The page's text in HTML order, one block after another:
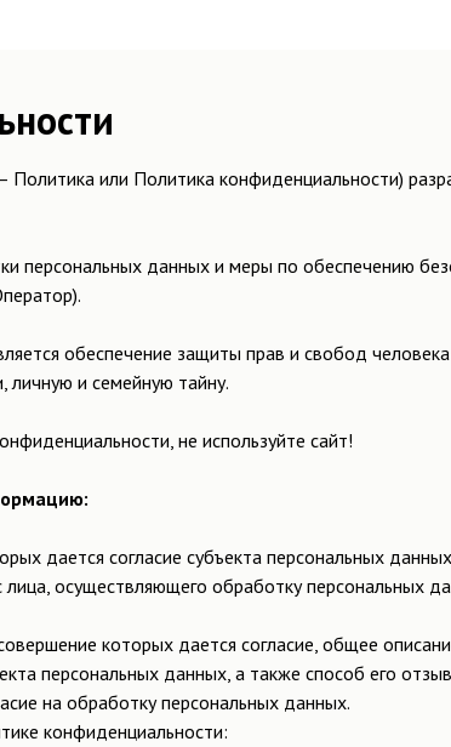
Политика или Политика конфиденциальности)
персональных данных и меры по обеспечению
обеспечение защиты прав и свобод
личную и семейную тайну.
не используйте сайт!
дается согласие субъекта персональных
осуществляющего обработку персональных
которых дается согласие, общее
персональных данных, а также способ его
на обработку персональных данных.
конфиденциальности: